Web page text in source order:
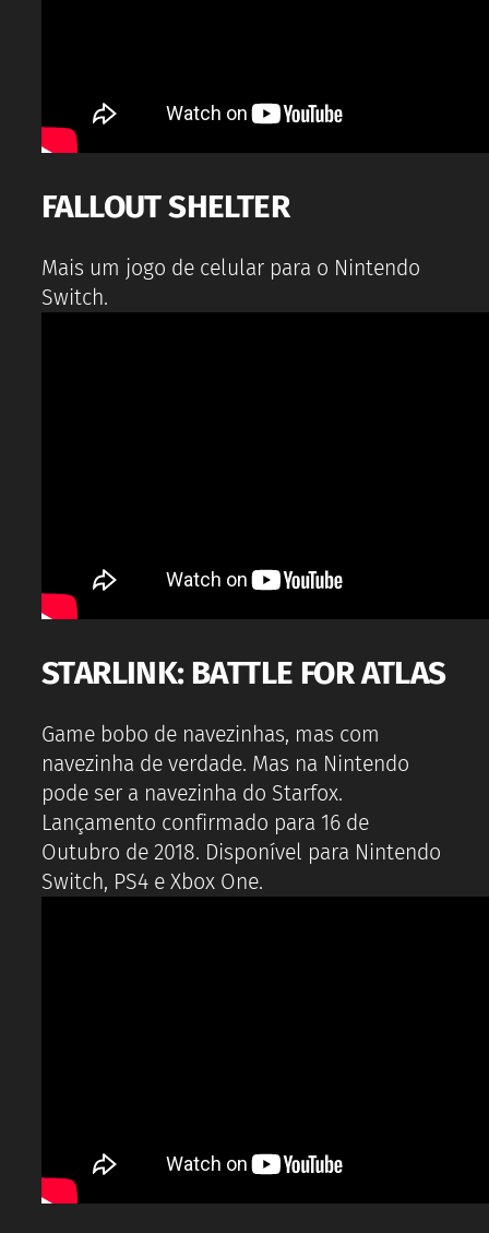
FALLOUT SHELTER
Mais um jogo de celular para o Nintendo
Switch.
STARLINK: BATTLE FOR ATLAS
Game bobo de navezinhas, mas com
navezinha de verdade. Mas na Nintendo
pode ser a navezinha do Starfox.
Lançamento confirmado para 16 de
Outubro de 2018. Disponível para Nintendo
Switch, PS4 e Xbox One.